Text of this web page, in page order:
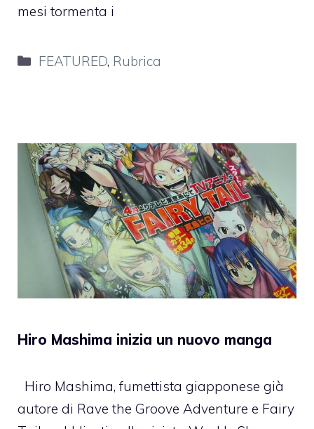
mesi tormenta i
Categorie
FEATURED, Rubrica
Hiro Mashima inizia un nuovo manga
Hiro Mashima, fumettista giapponese già
autore di Rave the Groove Adventure e Fairy